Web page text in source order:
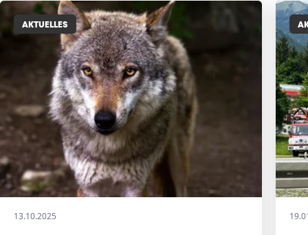
AKTUELLES
13.10.2025